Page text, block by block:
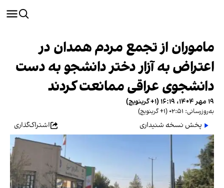
ماموران از تجمع مردم همدان در
اعتراض به آزار دختر دانشجو به دست
دانشجوی عراقی ممانعت کردند
۱۹ مهر ۱۴۰۴، ۱۶:۱۹ (‎+۱ گرینویچ)
به‌روزرسانی: ۰۲:۵۱ (‎+۱ گرینویچ)
پخش نسخه شنیداری اشتراک‌گذاری